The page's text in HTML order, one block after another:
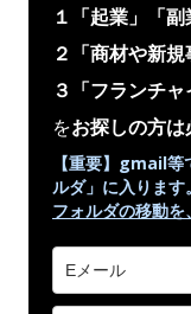
１「起業」「
２「商材や新規
３「フランチャ
をお探しの方
【重要】gmail等
ルダ」 に入ります。
フォルダの移動を、